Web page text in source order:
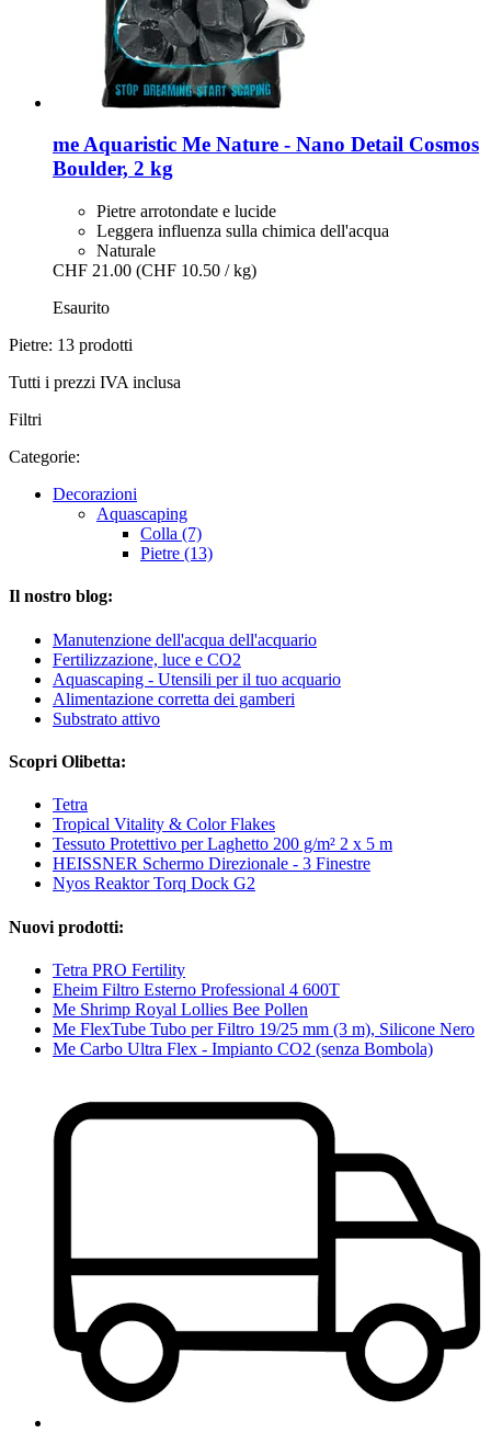
me Aquaristic Me Nature -​ Nano Detail Cosmos
Boulder, 2 kg
Pietre arrotondate e lucide
Leggera influenza sulla chimica dell'acqua
Naturale
CHF 21.00 (CHF 10.50 / kg)
Esaurito
Pietre: 13 prodotti
Tutti i prezzi IVA inclusa
Filtri
Categorie:
Decorazioni
Aquascaping
Colla (7)
Pietre (13)
Il nostro blog:
Manutenzione dell'acqua dell'acquario
Fertilizzazione, luce e CO2
Aquascaping - Utensili per il tuo acquario
Alimentazione corretta dei gamberi
Substrato attivo
Scopri Olibetta:
Tetra
Tropical Vitality & Color Flakes
Tessuto Protettivo per Laghetto 200 g/m² 2 x 5 m
HEISSNER Schermo Direzionale - 3 Finestre
Nyos Reaktor Torq Dock G2
Nuovi prodotti:
Tetra PRO Fertility
Eheim Filtro Esterno Professional 4 600T
Me Shrimp Royal Lollies Bee Pollen
Me FlexTube Tubo per Filtro 19/25 mm (3 m), Silicone Nero
Me Carbo Ultra Flex - Impianto CO2 (senza Bombola)